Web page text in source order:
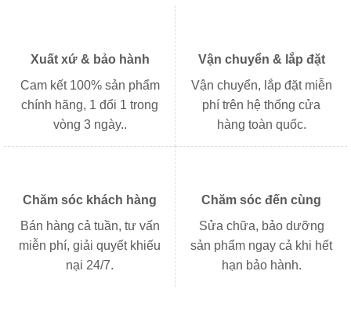
Xuất xứ & bảo hành
Cam kết 100% sản phẩm
chính hãng, 1 đổi 1 trong
vòng 3 ngày..
Vận chuyển & lắp đặt
Vận chuyển, lắp đặt miễn
phí trên hệ thống cửa
hàng toàn quốc.
Chăm sóc khách hàng
Bán hàng cả tuần, tư vấn
miễn phí, giải quyết khiếu
nại 24/7.
Chăm sóc đến cùng
Sửa chữa, bảo dưỡng
sản phẩm ngay cả khi hết
hạn bảo hành.